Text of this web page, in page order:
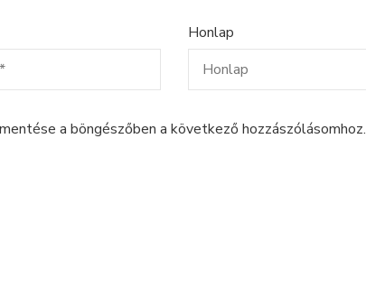
Honlap
a böngészőben a következő hozzászólásomhoz.